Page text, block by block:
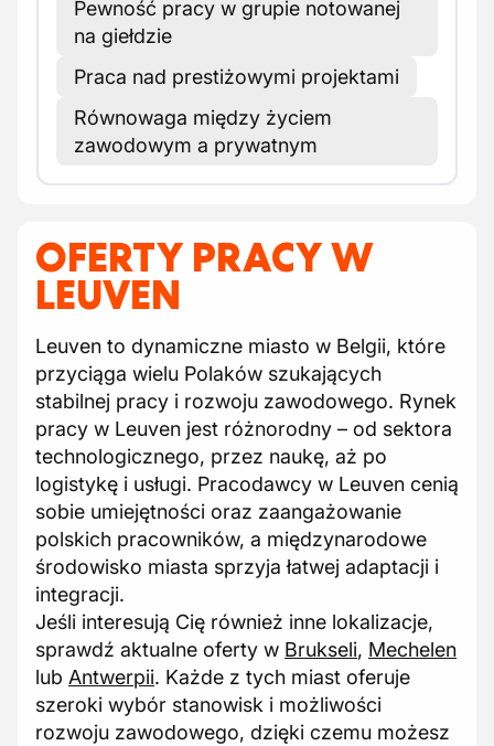
Pewność pracy w grupie notowanej
na giełdzie
Praca nad prestiżowymi projektami
Równowaga między życiem
zawodowym a prywatnym
OFERTY PRACY W
LEUVEN
Leuven to dynamiczne miasto w Belgii, które
przyciąga wielu Polaków szukających
stabilnej pracy i rozwoju zawodowego. Rynek
pracy w Leuven jest różnorodny – od sektora
technologicznego, przez naukę, aż po
logistykę i usługi. Pracodawcy w Leuven cenią
sobie umiejętności oraz zaangażowanie
polskich pracowników, a międzynarodowe
środowisko miasta sprzyja łatwej adaptacji i
integracji.
Jeśli interesują Cię również inne lokalizacje,
sprawdź aktualne oferty w Brukseli, Mechelen
lub Antwerpii. Każde z tych miast oferuje
szeroki wybór stanowisk i możliwości
rozwoju zawodowego, dzięki czemu możesz